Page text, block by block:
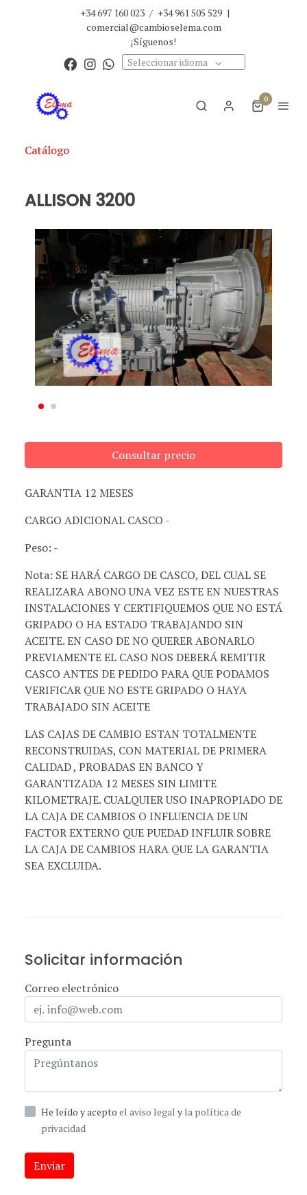
+34 697 160 023 / +34 961 505 529 |
comercial@cambioselema.com
¡Síguenos!
Seleccionar idioma
0
Catálogo
ALLISON 3200
Consultar precio
GARANTIA 12 MESES
CARGO ADICIONAL CASCO -
Peso: -
Nota: SE HARÁ CARGO DE CASCO, DEL CUAL SE
REALIZARA ABONO UNA VEZ ESTE EN NUESTRAS
INSTALACIONES Y CERTIFIQUEMOS QUE NO ESTÁ
GRIPADO O HA ESTADO TRABAJANDO SIN
ACEITE. EN CASO DE NO QUERER ABONARLO
PREVIAMENTE EL CASO NOS DEBERÁ REMITIR
CASCO ANTES DE PEDIDO PARA QUE PODAMOS
VERIFICAR QUE NO ESTE GRIPADO O HAYA
TRABAJADO SIN ACEITE
LAS CAJAS DE CAMBIO ESTAN TOTALMENTE
RECONSTRUIDAS, CON MATERIAL DE PRIMERA
CALIDAD , PROBADAS EN BANCO Y
GARANTIZADA 12 MESES SIN LIMITE
KILOMETRAJE. CUALQUIER USO INAPROPIADO DE
LA CAJA DE CAMBIOS O INFLUENCIA DE UN
FACTOR EXTERNO QUE PUEDAD INFLUIR SOBRE
LA CAJA DE CAMBIOS HARA QUE LA GARANTIA
SEA EXCLUIDA.
Solicitar información
Correo electrónico
Pregunta
He leído y acepto el aviso legal y la política de
privacidad
Enviar